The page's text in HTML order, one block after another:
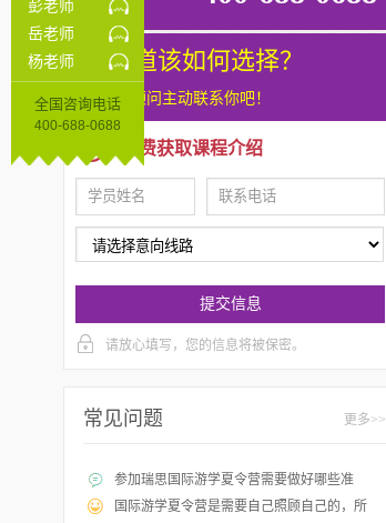
不知道该如何选择？
让咨询顾问主动联系你吧！
免费获取课程介绍
提交信息
请放心填写，您的信息将被保密。
常见问题 更多>>
参加瑞思国际游学夏令营需要做好哪些准
备？
国际游学夏令营是需要自己照顾自己的，所
彭老师
岳老师
杨老师
全国咨询电话
400-688-0688